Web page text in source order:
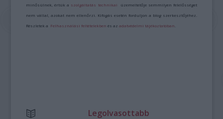
minősülnek, értük a szolgáltatás technikai üzemeltetője semmilyen felelősséget
nem vállal, azokat nem ellenőrzi. Kifogás esetén forduljon a blog szerkesztőjéhez.
Részletek a Felhasználási feltételekben és azadatvédelmi tájékoztatóban
Legolvasottabb